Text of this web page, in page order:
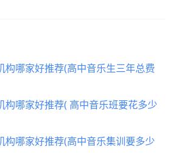
构哪家好推荐(高中音乐生三年总费
构哪家好推荐( 高中音乐班要花多少
构哪家好推荐(高中音乐集训要多少